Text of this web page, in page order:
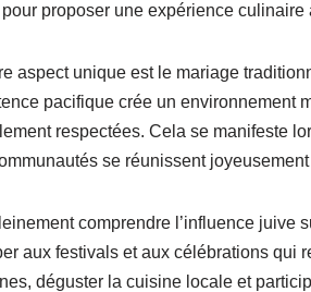
pour proposer une expérience
aspect unique est le mariage
pacifique crée un environnement
respectées. Cela se manifeste
se réunissent
comprendre l’influence juive
aux festivals et aux célébrations qui
déguster la cuisine locale et